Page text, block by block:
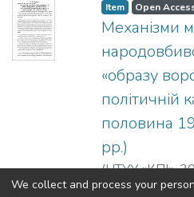
Item Open
Механізми
«образу
політичній
половина
рр.)
(НТУУ «КПІ»,
Володимирівна
Show more
We collect and process your